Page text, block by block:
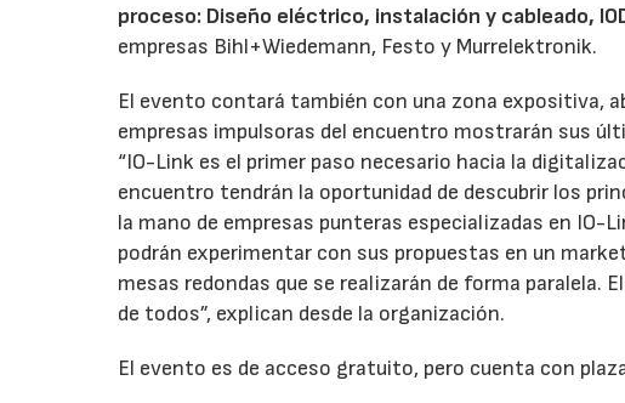
proceso: Diseño eléctrico, instalación y cableado,
empresas Bihl+Wiedemann, Festo y Murrelektronik.
El evento contará también con una zona expositiva,
empresas impulsoras del encuentro mostrarán sus
“IO-Link es el primer paso necesario hacia la
encuentro tendrán la oportunidad de descubrir los
la mano de empresas punteras especializadas en IO-
podrán experimentar con sus propuestas en un
mesas redondas que se realizarán de forma paralela.
de todos”, explican desde la organización.
El evento es de acceso gratuito, pero cuenta con